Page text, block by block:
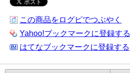
この商品をログピでつぶやく
Yahoo!ブックマークに登録する
はてなブックマークに登録する